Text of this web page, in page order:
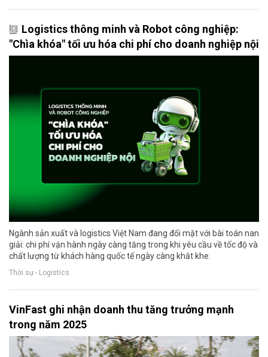
Logistics thông minh và Robot công nghiệp:
"Chìa khóa" tối ưu hóa chi phí cho doanh nghiệp nội
Ngành sản xuất và logistics Việt Nam đang đối mặt với bài toán nan
giải: chi phí vận hành ngày càng tăng trong khi yêu cầu về tốc độ và
chất lượng từ khách hàng quốc tế ngày càng khắt khe.
Thời sự - Logistics
VinFast ghi nhận doanh thu tăng trưởng mạnh
trong năm 2025